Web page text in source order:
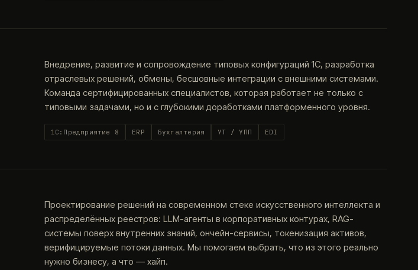
Внедрение, развитие и сопровождение типовых конфигураций 1С, разработка
отраслевых решений, обмены, бесшовные интеграции с внешними системами.
Команда сертифицированных специалистов, которая работает не только с
типовыми задачами, но и с глубокими доработками платформенного уровня.
1С:Предприятие 8 ERP Бухгалтерия УТ / УПП EDI
Проектирование решений на современном стеке искусственного интеллекта и
распределённых реестров: LLM-агенты в корпоративных контурах, RAG-
системы поверх внутренних знаний, ончейн-сервисы, токенизация активов,
верифицируемые потоки данных. Мы помогаем выбрать, что из этого реально
нужно бизнесу, а что — хайп.